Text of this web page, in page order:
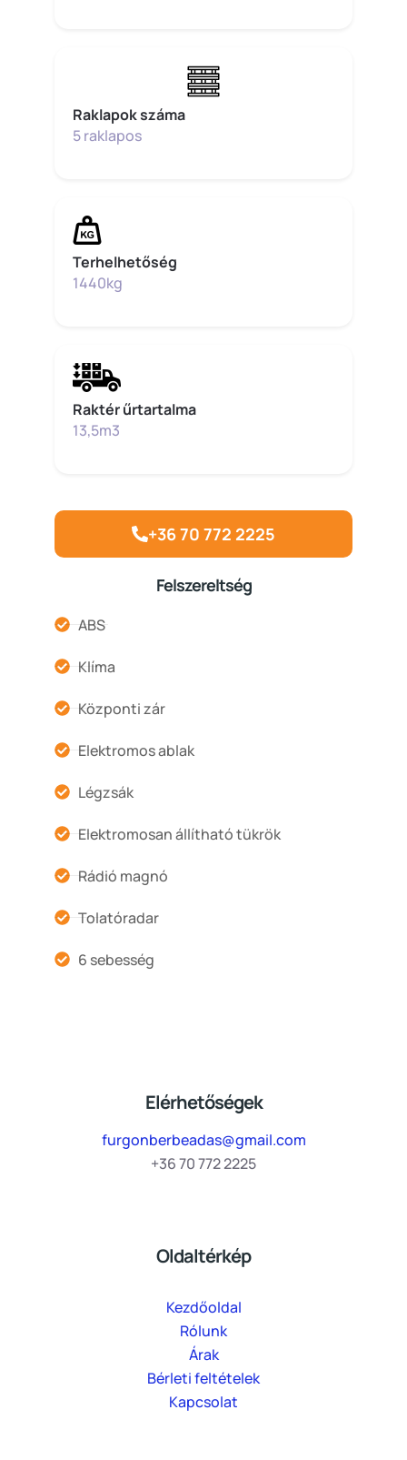
Raklapok száma
5 raklapos
Terhelhetőség
1440kg
Raktér űrtartalma
13,5m3
+36 70 772 2225
Felszereltség
ABS
Klíma
Központi zár
Elektromos ablak
Légzsák
Elektromosan állítható tükrök
Rádió magnó
Tolatóradar
6 sebesség
Elérhetőségek
furgonberbeadas@gmail.com
+36 70 772 2225
Oldaltérkép
Kezdőoldal
Rólunk
Árak
Bérleti feltételek
Kapcsolat